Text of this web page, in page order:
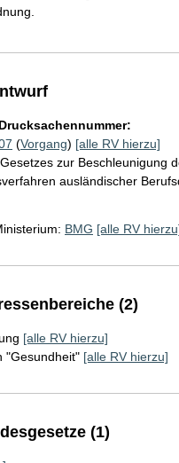
(Vorgang) [alle RV hierzu]
zur Beschleunigung
ausländischer
BMG [alle RV
(2)
[alle RV hierzu]
"Gesundheit" [alle RV hierzu]
(1)